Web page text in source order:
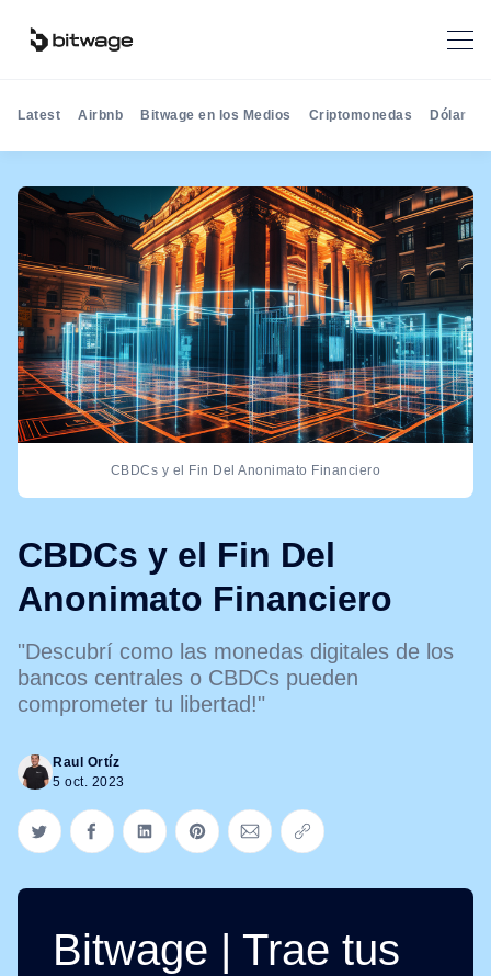
Latest Airbnb Bitwage en los Medios Criptomonedas Dólar
CBDCs y el Fin Del Anonimato Financiero
CBDCs y el Fin Del
Anonimato Financiero
"Descubrí como las monedas digitales de los
bancos centrales o CBDCs pueden
comprometer tu libertad!"
Raul Ortíz
5 oct. 2023
Compartir en Twitter
Compartir en Facebook
Compartir en LinkedIn
Compartir en Pinterest
Compartir via Email
Copiar link
Bitwage | Trae tus